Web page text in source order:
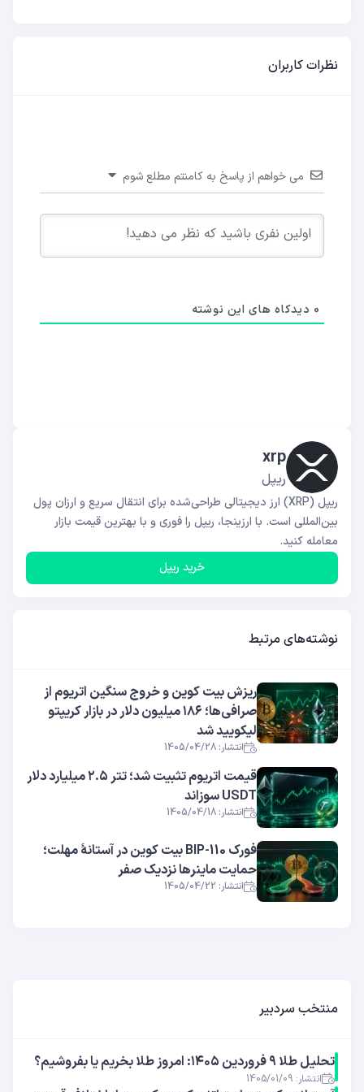
نظرات کاربران
می خواهم از پاسخ به کامنتم مطلع شوم
0 دیدکاه های این نوشته
xrp
ریپل
ریپل (XRP) ارز دیجیتالی طراحی‌شده برای انتقال سریع و ارزان پول
بین‌المللی است. با ارزینجا، ریپل را فوری و با بهترین قیمت بازار
معامله کنید.
خرید ریپل
نوشته‌های مرتبط
ریزش بیت کوین و خروج سنگین اتریوم از
صرافی‌ها؛ ۱۸۶ میلیون دلار در بازار کریپتو
لیکویید شد
انتشار: 1405/04/28
قیمت اتریوم تثبیت شد؛ تتر ۲.۵ میلیارد دلار
USDT سوزاند
انتشار: 1405/04/18
فورک BIP-110 بیت کوین در آستانهٔ مهلت؛
حمایت ماینرها نزدیک صفر
انتشار: 1405/04/22
منتخب سردبیر
تحلیل طلا ۹ فروردین ۱۴۰۵: امروز طلا بخریم یا بفروشیم؟
انتشار: 1405/01/09